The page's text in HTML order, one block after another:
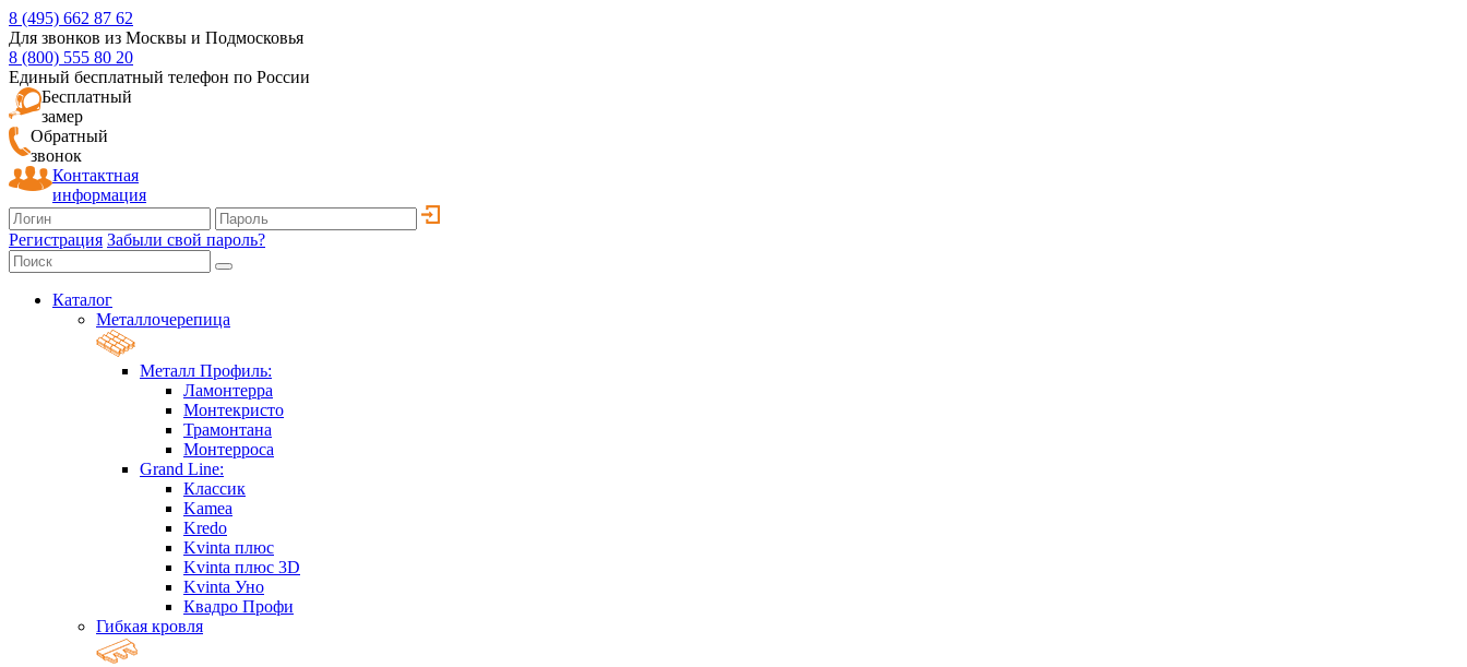
8 (495) 662 87 62
Для звонков из Москвы и Подмосковья
8 (800) 555 80 20
Единый бесплатный телефон по России
Бесплатный
замер
Обратный
звонок
Контактная
информация
Регистрация Забыли свой пароль?
Каталог
Металлочерепица
Металл Профиль:
Ламонтерра
Монтекристо
Трамонтана
Монтерроса
Grand Line:
Классик
Kamea
Kredo
Kvinta плюс
Kvinta плюс 3D
Kvinta Уно
Квадро Профи
Гибкая кровля